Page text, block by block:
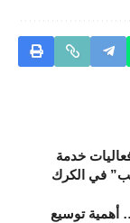
خدمة
في الكرك
أهمية توسيع